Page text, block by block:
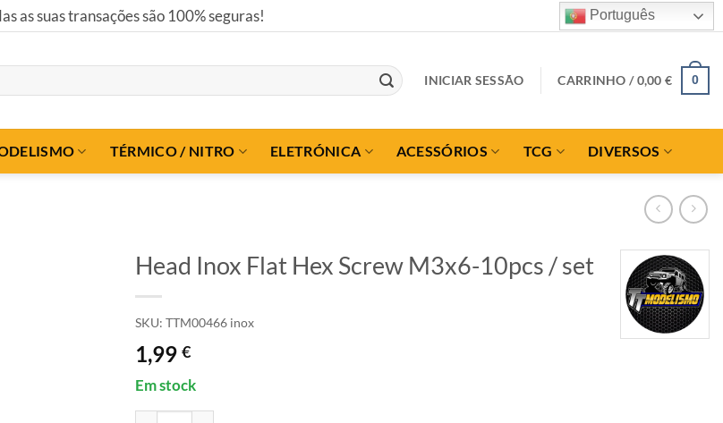
as suas transações são 100% seguras! Português
INICIAR SESSÃO CARRINHO /0,00€ 0
TÉRMICO / NITRO ELETRÓNICA ACESSÓRIOS TCG DIVERSOS
Head Inox Flat Hex Screw M3x6-10pcs / set
SKU: TTM00466 inox
1,99 €
Em stock